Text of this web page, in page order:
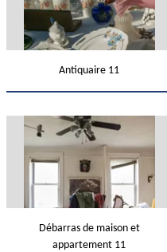
Antiquaire 11
Débarras de maison et
appartement 11